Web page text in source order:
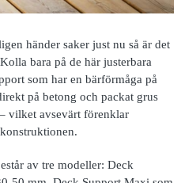
händer saker just nu så är det
bara på de här justerbara
som har en bärförmåga på
på betong och packat grus
vilket avsevärt förenklar
av tre modeller: Deck